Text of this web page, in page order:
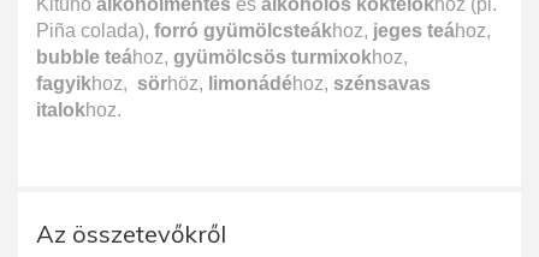
Kitűnő alkoholmentes és alkoholos koktélokhoz (pl.
Piña colada), forró gyümölcsteákhoz, jeges teához,
bubble teához, gyümölcsös turmixokhoz,
fagyikhoz, sörhöz, limonádéhoz, szénsavas
italokhoz.
Az összetevőkről